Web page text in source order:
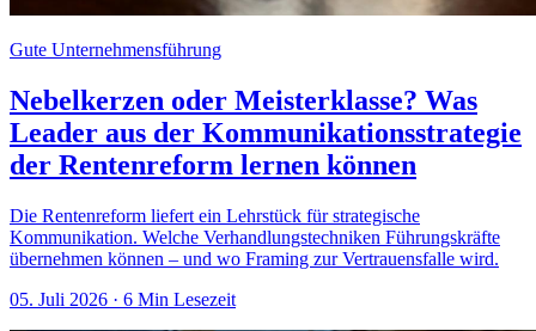
Gute Unternehmensführung
Nebelkerzen oder Meisterklasse? Was
Leader aus der Kommunikationsstrategie
der Rentenreform lernen können
Die Rentenreform liefert ein Lehrstück für strategische
Kommunikation. Welche Verhandlungstechniken Führungskräfte
übernehmen können – und wo Framing zur Vertrauensfalle wird.
05. Juli 2026 · 6 Min Lesezeit